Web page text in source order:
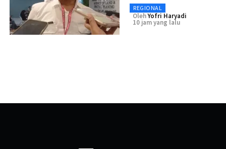
REGIONAL
OlehYofri Haryadi
10 jam yang lalu